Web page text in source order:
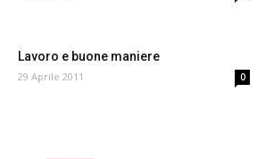
Lavoro e buone maniere
29 Aprile 2011 0